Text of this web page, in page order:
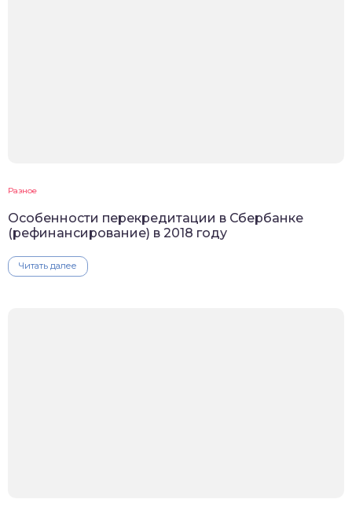
Разное
Особенности перекредитации в Сбербанке
(рефинансирование) в 2018 году
Читать далее